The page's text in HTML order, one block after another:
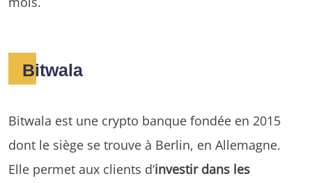
Bitwala
Bitwala est une crypto banque fondée en 2015
dont le siège se trouve à Berlin, en Allemagne.
Elle permet aux clients d’investir dans les